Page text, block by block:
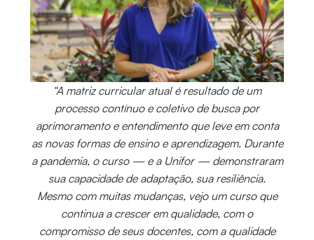
“A matriz curricular atual é resultado de um
processo contínuo e coletivo de busca por
aprimoramento e entendimento que leve em conta
as novas formas de ensino e aprendizagem. Durante
a pandemia, o curso — e a Unifor — demonstraram
sua capacidade de adaptação, sua resiliência.
Mesmo com muitas mudanças, vejo um curso que
continua a crescer em qualidade, com o
compromisso de seus docentes, com a qualidade